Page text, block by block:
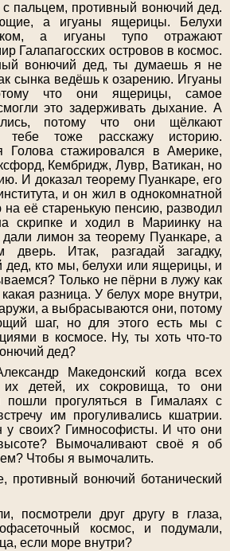
пальцем, противный вонючий дед.
а игуаны ящерицы. Белухи
а игуаны тупо отражают
Галапагосских островов в космос.
вонючий дед, ты думаешь я не
сынка ведёшь к озарению. Игуаны
что они ящерицы, самое
это задерживать дыхание. А
потому что они щёлкают
тебе тоже расскажу историю.
Голова стажировался в Америке,
Кембридж, Лувр, Ватикан, но
И доказал теорему Пуанкаре, его
и он жил в однокомнатной
на её старенькую пенсию, разводил
скрипке и ходил в Мариинку на
дали лимон за теорему Пуанкаре, а
Итак, разгадай загадку,
дед, кто мы, белухи или ящерицы, и
Только не пёрни в лужу как
разница. У белух море внутри,
а выбрасываются они, потому
шаг, но для этого есть мы с
в космосе. Ну, ты хоть что-то
дед?
Македонский когда всех
детей, их сокровища, то они
пошли прогуляться в Гималаях с
им прогуливались кшатрии.
у своих? Гимнософисты. И что они
Вымочаливают своё я об
Чтобы я вымочалить.
противный вонючий ботанический
посмотрели друг другу в глаза,
космос, и подумали,
если море внутри?